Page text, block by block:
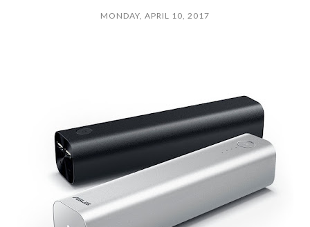
MONDAY, APRIL 10, 2017